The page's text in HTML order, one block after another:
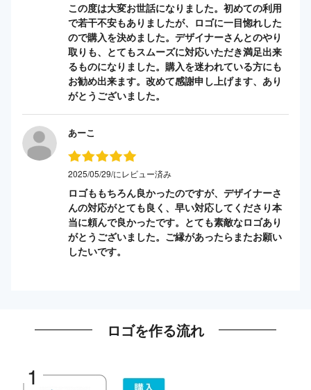
この度は大変お世話になりました。初めての利用
で若干不安もありましたが、ロゴに一目惚れした
ので購入を決めました。デザイナーさんとのやり
取りも、とてもスムーズに対応いただき満足出来
るものになりました。購入を迷われている方にも
お勧め出来ます。改めて感謝申し上げます、あり
がとうございました。
あーこ
2025/05/29/にレビュー済み
ロゴももちろん良かったのですが、デザイナーさ
んの対応がとても良く、早い対応してくださり本
当に頼んで良かったです。とても素敵なロゴあり
がとうございました。ご縁があったらまたお願い
したいです。
ロゴを作る流れ